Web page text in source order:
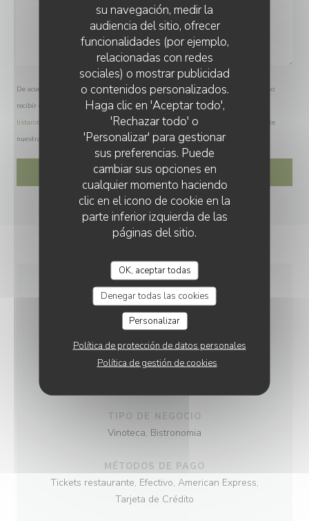
su navegación, medir la
audiencia del sitio, ofrecer
funcionalidades (por ejemplo,
relacionadas con redes
sociales) o mostrar publicidad
o contenidos personalizados.
Haga clic en 'Aceptar todo',
'Rechazar todo' o
'Personalizar' para gestionar
sus preferencias. Puede
cambiar sus opciones en
cualquier momento haciendo
clic en el icono de cookie en la
parte inferior izquierda de las
páginas del sitio.
OK, aceptar todas
Denegar todas las cookies
Personalizar
Política de protección de datos personales
Política de gestión de cookies
De acuerdo con la normativa de protección de datos, puede ejercer su derecho a no
recibir comunicaciones comerciales inscribiéndose en la Lista Robinson:
listarobinson.es
. Para más información sobre el tratamiento de sus datos, consulte
nuestra
política de privacidad.
INFORMACIÓN
GENERAL
COCINA
TIPO DE NEGOCIO
Vinoteca, Bistronomia
MÉTODOS DE PAGO
Tickets restaurante, Efectivo, American Express,
Tarjeta de Crédito